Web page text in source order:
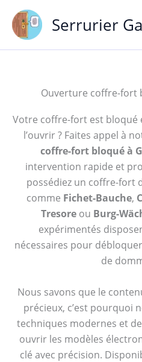
contenu
Serrurier
Ouverture coffre-fort
Votre coffre-fort est bloqué
l’ouvrir ? Faites appel à
coffre-fort bloqué à
intervention rapide et
possédiez un coffre-fort
comme Fichet-Bauche,
Tresoreou Burg-
expérimentés
nécessaires pour
de
Nous savons que le
précieux, c’est pourquoi
techniques modernes et
ouvrir les modèles
clé avec précision.